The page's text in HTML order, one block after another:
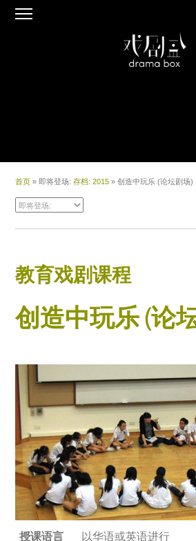
首页 » 即将登场:存档:2015 » 创造中玩乐 (论坛剧场)
教育戏剧课程
创造中玩乐 (论
授课语言 以华语或英语进行